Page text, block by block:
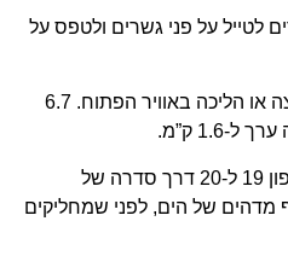
על פני גשרים ולטפס על
– מסלול ריצה או הליכה באוויר הפתוח. 6.7
ק”מ.
– עלייה מסיפון 19 ל-20 דרך סדרה של
של הים, לפני שמחליקים